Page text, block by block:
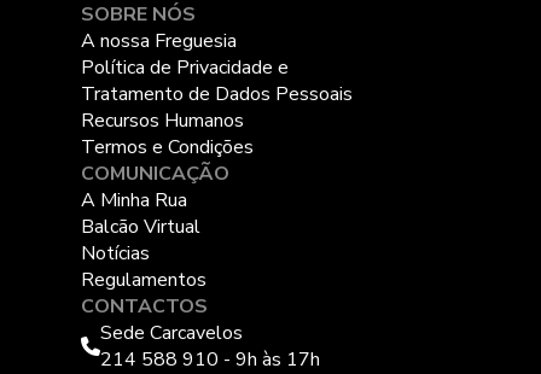
SOBRE NÓS
A nossa Freguesia
Política de Privacidade e
Tratamento de Dados Pessoais
Recursos Humanos
Termos e Condições
COMUNICAÇÃO
A Minha Rua
Balcão Virtual
Notícias
Regulamentos
CONTACTOS
Sede Carcavelos
214 588 910 - 9h às 17h